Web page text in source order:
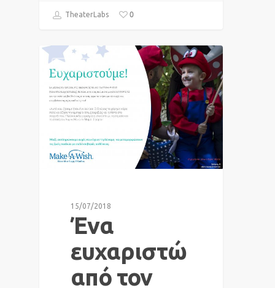
TheaterLabs 0
NEWS
15/07/2018
Ένα
ευχαριστώ
από τον